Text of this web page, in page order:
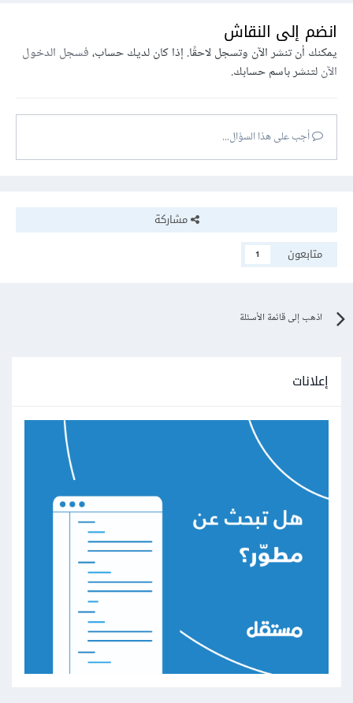
انضم إلى النقاش
يمكنك أن تنشر الآن وتسجل لاحقًا. إذا كان لديك حساب،فسجل الدخول
الآنلتنشر باسم حسابك.
أجب على هذا السؤال...
مشاركة
متابعون
1
اذهب إلى قائمة الأسئلة
إعلانات